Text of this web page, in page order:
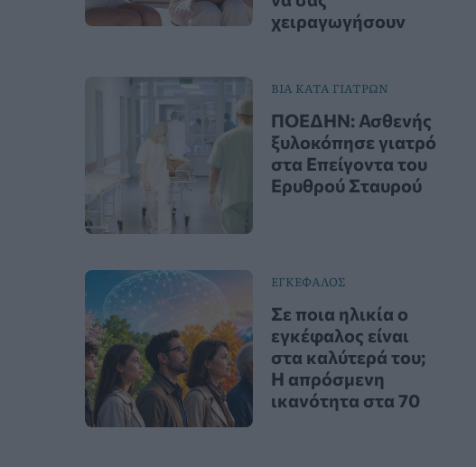
χειραγωγήσουν
ΒΙΑ ΚΑΤΑ ΓΙΑΤΡΩΝ
ΠΟΕΔΗΝ: Ασθενής
ξυλοκόπησε γιατρό
στα Επείγοντα του
Ερυθρού Σταυρού
ΕΓΚΕΦΑΛΟΣ
Σε ποια ηλικία ο
εγκέφαλος είναι
στα καλύτερά του;
Η απρόσμενη
ικανότητα στα 70